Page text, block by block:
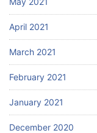
April 2021
March 2021
February 2021
January 2021
December 2020